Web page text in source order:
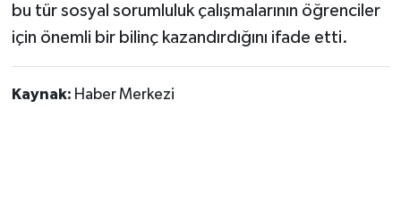
bu tür sosyal sorumluluk çalışmalarının öğrenciler
için önemli bir bilinç kazandırdığını ifade etti.
Kaynak: Haber Merkezi